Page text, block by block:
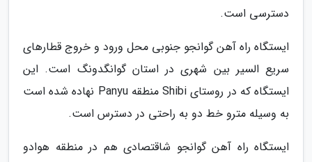
دسترسی است.
ایستگاه راه آهن گوانجو جنوبی محل ورود و خروج قطارهای
سریع السیر بین شهری در استان گوانگدونگ است. این
ایستگاه که در روستای Shibi منطقه Panyu نهاده شده است
به وسیله مترو خط دو به راحتی در دسترس است.
ایستگاه راه آهن گوانجو شاقتصادی هم در منطقه هوادو